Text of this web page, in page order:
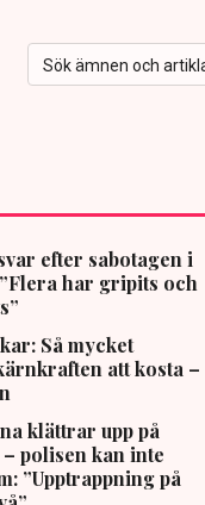
efter sabotagen i
har gripits och
Så mycket
att kosta –
klättrar upp på
polisen kan inte
”Upptrappning på